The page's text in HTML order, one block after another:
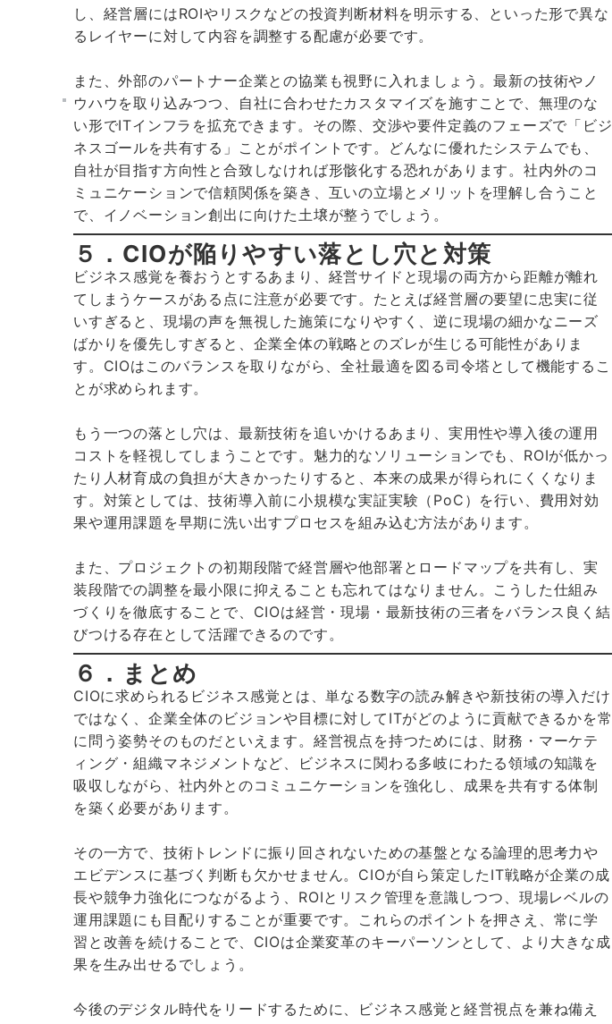
し、経営層にはROIやリスクなどの投資判断材料を明示する、といった形で異な
るレイヤーに対して内容を調整する配慮が必要です。
また、外部のパートナー企業との協業も視野に入れましょう。最新の技術やノ
ウハウを取り込みつつ、自社に合わせたカスタマイズを施すことで、無理のな
い形でITインフラを拡充できます。その際、交渉や要件定義のフェーズで「ビジ
ネスゴールを共有する」ことがポイントです。どんなに優れたシステムでも、
自社が目指す方向性と合致しなければ形骸化する恐れがあります。社内外のコ
ミュニケーションで信頼関係を築き、互いの立場とメリットを理解し合うこと
で、イノベーション創出に向けた土壌が整うでしょう。
５．CIOが陥りやすい落とし穴と対策
ビジネス感覚を養おうとするあまり、経営サイドと現場の両方から距離が離れ
てしまうケースがある点に注意が必要です。たとえば経営層の要望に忠実に従
いすぎると、現場の声を無視した施策になりやすく、逆に現場の細かなニーズ
ばかりを優先しすぎると、企業全体の戦略とのズレが生じる可能性がありま
す。CIOはこのバランスを取りながら、全社最適を図る司令塔として機能するこ
とが求められます。
もう一つの落とし穴は、最新技術を追いかけるあまり、実用性や導入後の運用
コストを軽視してしまうことです。魅力的なソリューションでも、ROIが低かっ
たり人材育成の負担が大きかったりすると、本来の成果が得られにくくなりま
す。対策としては、技術導入前に小規模な実証実験（PoC）を行い、費用対効
果や運用課題を早期に洗い出すプロセスを組み込む方法があります。
また、プロジェクトの初期段階で経営層や他部署とロードマップを共有し、実
装段階での調整を最小限に抑えることも忘れてはなりません。こうした仕組み
づくりを徹底することで、CIOは経営・現場・最新技術の三者をバランス良く結
びつける存在として活躍できるのです。
６．まとめ
CIOに求められるビジネス感覚とは、単なる数字の読み解きや新技術の導入だけ
ではなく、企業全体のビジョンや目標に対してITがどのように貢献できるかを常
に問う姿勢そのものだといえます。経営視点を持つためには、財務・マーケテ
ィング・組織マネジメントなど、ビジネスに関わる多岐にわたる領域の知識を
吸収しながら、社内外とのコミュニケーションを強化し、成果を共有する体制
を築く必要があります。
その一方で、技術トレンドに振り回されないための基盤となる論理的思考力や
エビデンスに基づく判断も欠かせません。CIOが自ら策定したIT戦略が企業の成
長や競争力強化につながるよう、ROIとリスク管理を意識しつつ、現場レベルの
運用課題にも目配りすることが重要です。これらのポイントを押さえ、常に学
習と改善を続けることで、CIOは企業変革のキーパーソンとして、より大きな成
果を生み出せるでしょう。
今後のデジタル時代をリードするために、ビジネス感覚と経営視点を兼ね備え